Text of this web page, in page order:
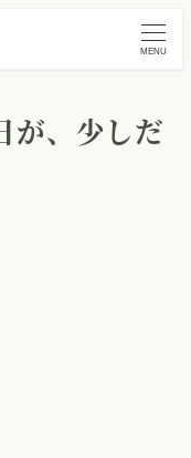
MENU
が、少しだ